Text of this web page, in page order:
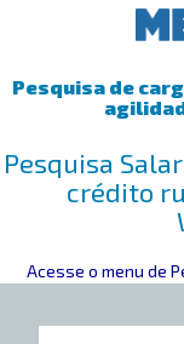
Pesquisa de
Pesquisa
crédito
Mentoring>
Acesse o menu de